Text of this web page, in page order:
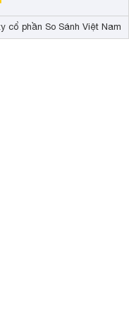
cổ phần So Sánh Việt Nam